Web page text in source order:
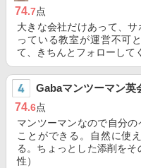
74.7点
大きな会社だけあって、
っている教室が運営不可
て、きちんとフォローして
Gabaマンツーマン英
74.6点
マンツーマンなので自分
ことができる。自然に使
る。ちょっとした添削を
性）